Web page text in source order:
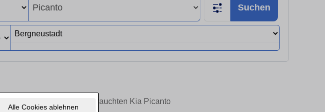
Alle Cookies ablehnen
Suchen
in Bergneustadt Ihren gebrauchten Kia Picanto